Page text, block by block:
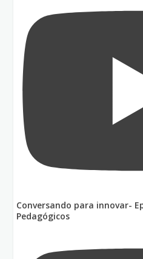
Conversando para innovar-
Pedagógicos